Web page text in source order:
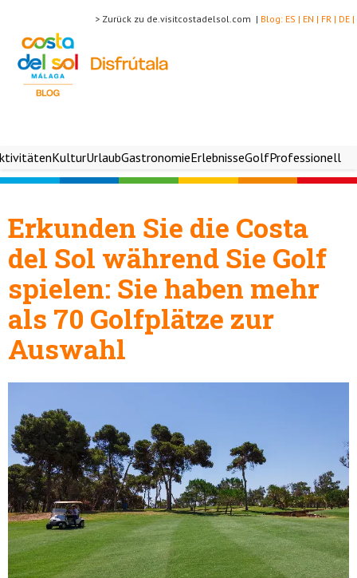
DE |
FR |
EN |
ES |
Blog:
> Zurück zu de.visitcostadelsol.com |
KulturUrlaubGastronomieErlebnisseGolfProfessionell
Erkunden Sie die Costa
del Sol während Sie Golf
spielen: Sie haben mehr
als 70 Golfplätze zur
Auswahl